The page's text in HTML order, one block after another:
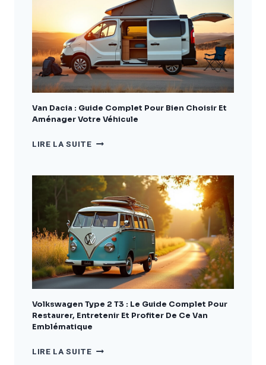
GUIDE
COMPLET
POUR
BIEN
CHOISIR
ET
AMÉNAGER
VOTRE
VÉHICULE
Van Dacia : Guide Complet Pour Bien Choisir Et
Aménager Votre Véhicule
LIRE LA SUITEVAN
GUIDE
COMPLET
POUR
BIEN
CHOISIR
ET
AMÉNAGER
VOTRE
VÉHICULE
Volkswagen Type 2 T3 : Le Guide Complet Pour
Restaurer, Entretenir Et Profiter De Ce Van
Emblématique
LIRE LA SUITEVOLKSWAGEN